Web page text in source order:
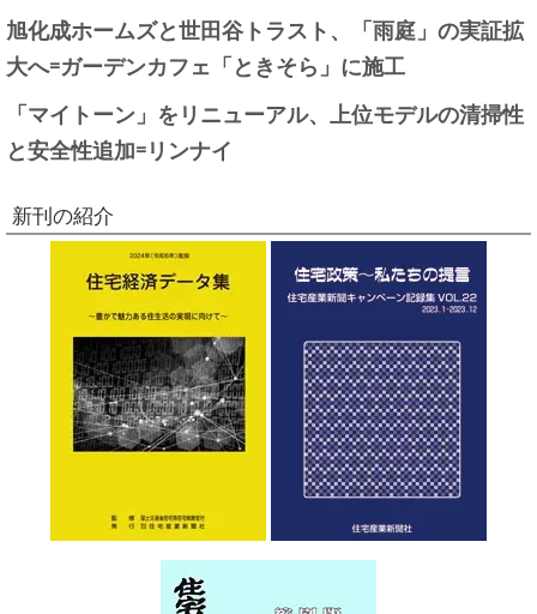
旭化成ホームズと世田谷トラスト、「雨庭」の実証拡
大へ=ガーデンカフェ「ときそら」に施工
「マイトーン」をリニューアル、上位モデルの清掃性
と安全性追加=リンナイ
新刊の紹介